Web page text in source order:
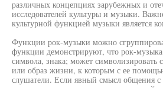
различных концепциях зарубежных и
исследователей культуры и музыки.
культурной функцией музыки является
Функции рок-музыки можно
функции демонстрируют, что рок-
символа, знака; может символизировать
или образ жизни, к которым с ее
слушатели. Если явный смысл общения